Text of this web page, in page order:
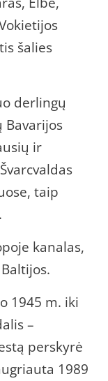
šalies
derlingų
Bavarijos
ir
taip
kanalas,
1945 m. iki
–
perskyrė
1989